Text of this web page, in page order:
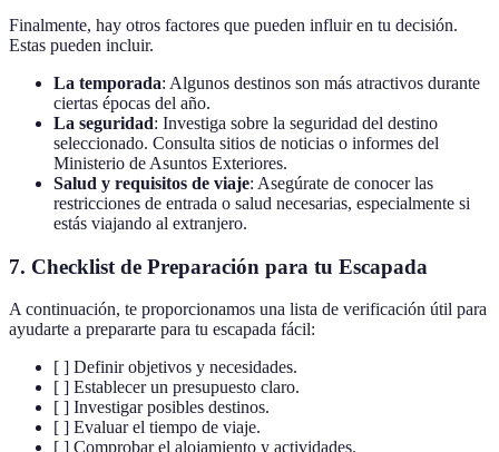
Finalmente, hay otros factores que pueden influir en tu decisión.
Estas pueden incluir.
La temporada: Algunos destinos son más atractivos durante
ciertas épocas del año.
La seguridad: Investiga sobre la seguridad del destino
seleccionado. Consulta sitios de noticias o informes del
Ministerio de Asuntos Exteriores.
Salud y requisitos de viaje: Asegúrate de conocer las
restricciones de entrada o salud necesarias, especialmente si
estás viajando al extranjero.
7. Checklist de Preparación para tu Escapada
A continuación, te proporcionamos una lista de verificación útil para
ayudarte a prepararte para tu escapada fácil:
[ ] Definir objetivos y necesidades.
[ ] Establecer un presupuesto claro.
[ ] Investigar posibles destinos.
[ ] Evaluar el tiempo de viaje.
[ ] Comprobar el alojamiento y actividades.